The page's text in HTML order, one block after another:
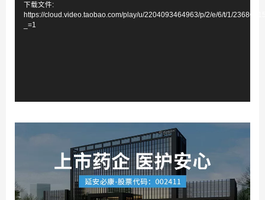
下载文件:
https://cloud.video.taobao.com/play/u/2204093464963/p/2/e/6/t/1/
_=1